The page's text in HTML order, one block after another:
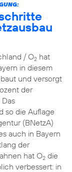
/ O2hat
in diesem
und versorgt
der
so die Auflage
(BNetzA)
auch in Bayern
der
hat O2die
verbessert: in